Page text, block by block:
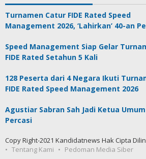
Turnamen Catur FIDE Rated Speed
Management 2026, ‘Lahirkan’ 40-an
Speed Management Siap Gelar
FIDE Rated Setahun 5 Kali
128 Peserta dari 4 Negara Ikuti
FIDE Rated Speed Management 2026
Agustiar Sabran Sah Jadi Ketua Umum
Percasi
Copy Right-2021 Kandidatnews Hak Cipta
Tentang Kami
Pedoman Media Siber